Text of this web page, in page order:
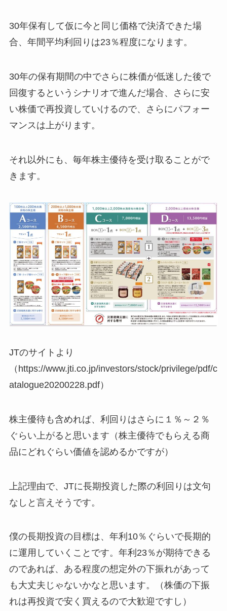
30年保有して仮に今と同じ価格で決済できた場
合、年間平均利回りは23％程度になります。
30年の保有期間の中でさらに株価が低迷した後で
回復するというシナリオで進んだ場合、さらに安
い株価で再投資していけるので、さらにパフォー
マンスは上がります。
それ以外にも、毎年株主優待を受け取ることがで
きます。
JTのサイトより
（https://www.jti.co.jp/investors/stock/privilege/pdf/c
atalogue20200228.pdf）
株主優待も含めれば、利回りはさらに１％～２％
ぐらい上がると思います（株主優待でもらえる商
品にどれぐらい価値を認めるかですが）
上記理由で、JTに長期投資した際の利回りは文句
なしと言えそうです。
僕の長期投資の目標は、年利10％ぐらいで長期的
に運用していくことです。年利23％が期待できる
のであれば、ある程度の想定外の下振れがあって
も大丈夫じゃないかなと思います。（株価の下振
れは再投資で安く買えるので大歓迎ですし）